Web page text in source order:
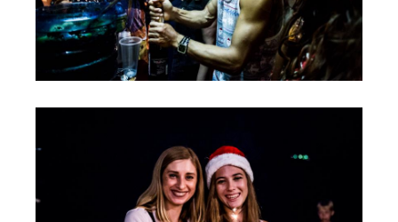
Места катания
Наши станции
Ветратория.Дахаб
Ветратория Россия
Ветратория.Вьетнам
Цены
Обучение Виндсерфингу